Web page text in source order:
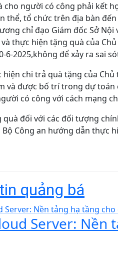
cho người có công phải kết
thể, tổ chức trên địa bàn
chỉ đạo Giám đốc Sở
thực hiện tặng quà của
6-2025,không để xảy ra sai
hiện chi trả quà tặng của
và được bố trí trong dự toán
có công với cách mạng
quà đối với các đối tượng
Công an hướng dẫn thực
quảng bá
Server: Nền